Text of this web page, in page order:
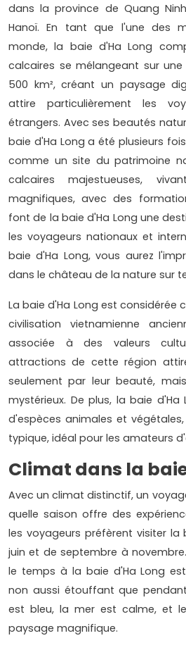
dans la province de Quang
Hanoï. En tant que l'une des
monde, la baie d'Ha Long
calcaires se mélangeant sur
500 km², créant un paysage
attire particulièrement les
étrangers. Avec ses beautés
baie d'Ha Long a été plusieurs fois
comme un site du patrimoine
calcaires majestueuses,
magnifiques, avec des
font de la baie d'Ha Long une
les voyageurs nationaux et
baie d'Ha Long, vous aurez
dans le château de la nature sur
La baie d'Ha Long est considérée
civilisation vietnamienne
associée à des valeurs
attractions de cette région
seulement par leur beauté,
mystérieux. De plus, la baie d'Ha
d'espèces animales et
typique, idéal pour les amateurs
Climat dans la
Avec un climat distinctif, un
quelle saison offre des
les voyageurs préfèrent visiter la
juin et de septembre à
le temps à la baie d'Ha Long
non aussi étouffant que
est bleu, la mer est calme, et
paysage magnifique.